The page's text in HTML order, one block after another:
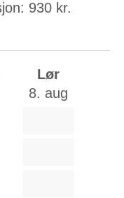
930 kr.
Lør
8. aug